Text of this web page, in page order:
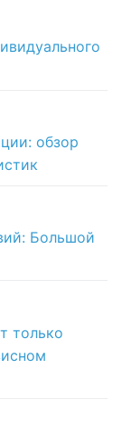
обзор
Большой
только